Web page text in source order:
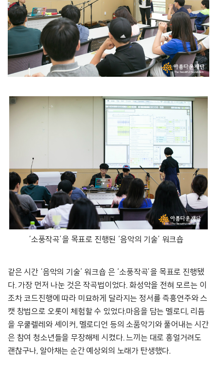
‘소풍작곡’을 목표로 진행된 ‘음악의 기술’ 워크숍
같은 시간 ‘음악의 기술’ 워크숍 은 ‘소풍작곡’을 목표로 진행됐
다. 가장 먼저 나눈 것은 작곡법이었다. 화성악을 전혀 모르는 이
조차 코드진행에 따라 미묘하게 달라지는 정서를 즉흥연주와 스
캣 창법으로 오롯이 체험할 수 있었다.마음을 담는 멜로디, 리듬
을 우쿨렐레와 셰이커, 멜로디언 등의 소품악기와 풀어내는 시간
은 참여 청소년들을 무장해제 시켰다. 느끼는 대로 흥얼거려도
괜찮구나, 알아채는 순간 예상외의 노래가 탄생했다.